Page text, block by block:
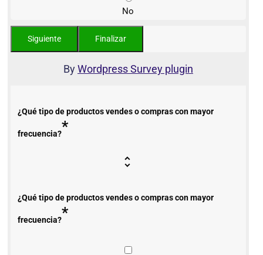
No
ByWordpress Survey plugin
¿Qué tipo de productos vendes o compras con mayor
frecuencia?*
¿Qué tipo de productos vendes o compras con mayor
frecuencia?*